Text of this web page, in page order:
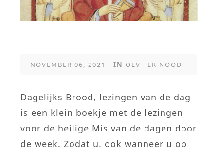
NOVEMBER 06, 2021 IN OLV TER NOOD
Dagelijks Brood, lezingen van de dag
is een klein boekje met de lezingen
voor de heilige Mis van de dagen door
de week. Zodat u, ook wanneer u op